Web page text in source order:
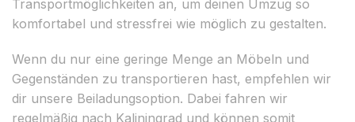
Transportmöglichkeiten an, um deinen Umzug so
komfortabel und stressfrei wie möglich zu gestalten.
Wenn du nur eine geringe Menge an Möbeln und
Gegenständen zu transportieren hast, empfehlen wir
dir unsere Beiladungsoption. Dabei fahren wir
regelmäßig nach Kaliningrad und können somit